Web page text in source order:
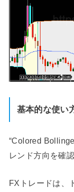
基本的な使い
“Colored
レンド方向を確
FXトレードは、